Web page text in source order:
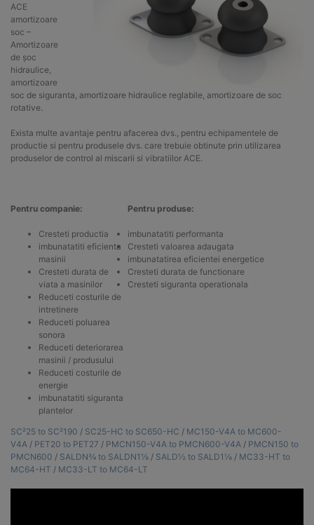
ACE
amortizoare
soc –
Amortizoare
de șoc
hidraulice,
amortizoare
soc de siguranta, amortizoare hidraulice reglabile, amortizoare de soc
rotative.
Exista multe avantaje pentru afacerea dvs., pentru echipamentele de
productie si pentru produsele dvs. care trebuie obtinute prin utilizarea
produselor de control al miscarii si vibratiilor ACE.
Pentru companie:
Cresteti productia
imbunatatiti eficienta
masinii
Cresteti durata de
viata a masinilor
Reduceti costurile de
intretinere
Reduceti poluarea
sonora
Reduceti deteriorarea
masinii / produsului
Reduceti costurile de
energie
imbunatatiti siguranta
plantelor
Pentru produse:
imbunatatiti performanta
Cresteti valoarea adaugata
imbunatatirea eficientei energetice
Cresteti durata de functionare
Cresteti siguranta operationala
SC²25 to SC²190 / SC25-HC to SC650-HC / MC150-V4A to MC600-
V4A / PET20 to PET27 / PMCN150-V4A to PMCN600-V4A / PMCN150 to
PMCN600 / SALDN¾ to SALDN1⅛ / SALD½ to SALD1⅛ / MC33-HT to
MC64-HT / MC33-LT to MC64-LT